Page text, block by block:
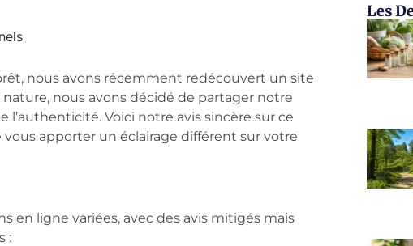
nous avons récemment redécouvert un site
nous avons décidé de partager notre
l’authenticité. Voici notre avis sincère sur ce
apporter un éclairage différent sur votre
en ligne variées, avec des avis mitigés mais
:
Les